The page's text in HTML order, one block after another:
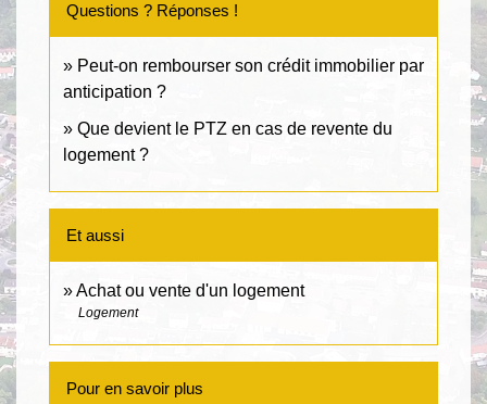
Questions ? Réponses !
Peut-on rembourser son crédit immobilier par
anticipation ?
Que devient le PTZ en cas de revente du
logement ?
Et aussi
Achat ou vente d'un logement
Logement
Pour en savoir plus